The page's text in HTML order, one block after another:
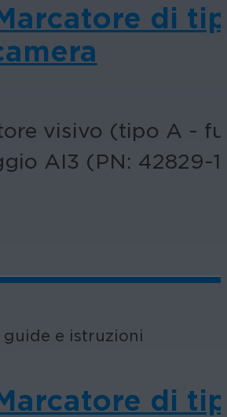
di
visivo (tipo A -
AI3 (PN: 42829-
guide e istruzioni
di